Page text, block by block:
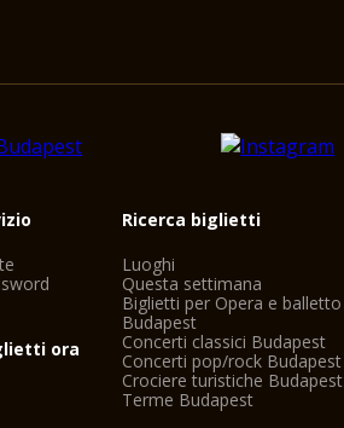
ora
Ricerca biglietti
Luoghi
Questa settimana
Biglietti per Opera e balletto
Budapest
Concerti classici Budapest
Concerti pop/rock Budapest
Crociere turistiche Budapest
Terme Budapest